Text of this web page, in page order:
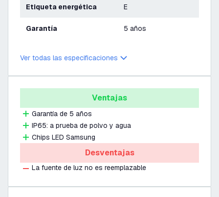
Etiqueta energética E
Garantía 5 años
Ver todas las especificaciones
Ventajas
Garantía de 5 años
IP65: a prueba de polvo y agua
Chips LED Samsung
Desventajas
La fuente de luz no es reemplazable